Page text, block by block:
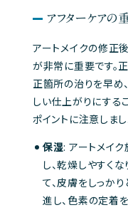
アフターケアの
アートメイクの修正
が非常に重要です。
正箇所の治りを早め
しい仕上がりにする
ポイントに注意しまし
保湿: アートメイ
し、乾燥しやすく
て、皮膚をしっか
進し、色素の定着